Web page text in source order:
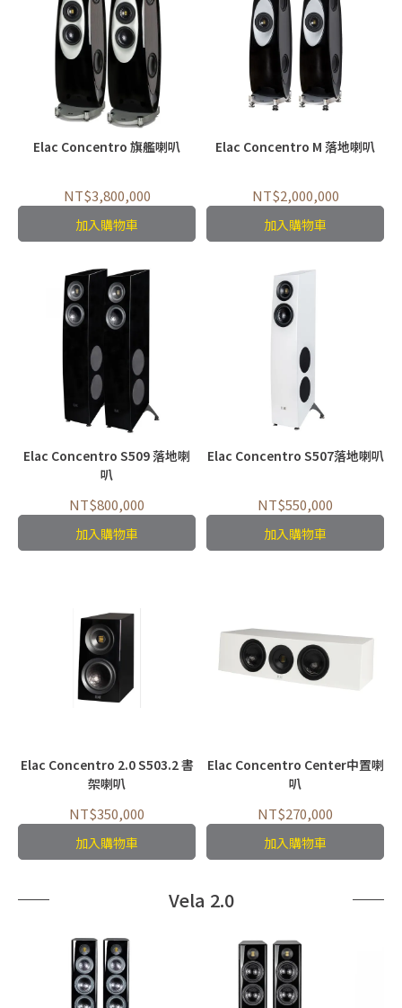
Elac Concentro 旗艦喇叭
NT$3,800,000
加入購物車
Elac Concentro M 落地喇叭
NT$2,000,000
加入購物車
Elac Concentro S509 落地喇
叭
NT$800,000
加入購物車
Elac Concentro S507落地喇叭
NT$550,000
加入購物車
Elac Concentro 2.0 S503.2 書
架喇叭
NT$350,000
加入購物車
Elac Concentro Center中置喇
叭
NT$270,000
加入購物車
Vela 2.0